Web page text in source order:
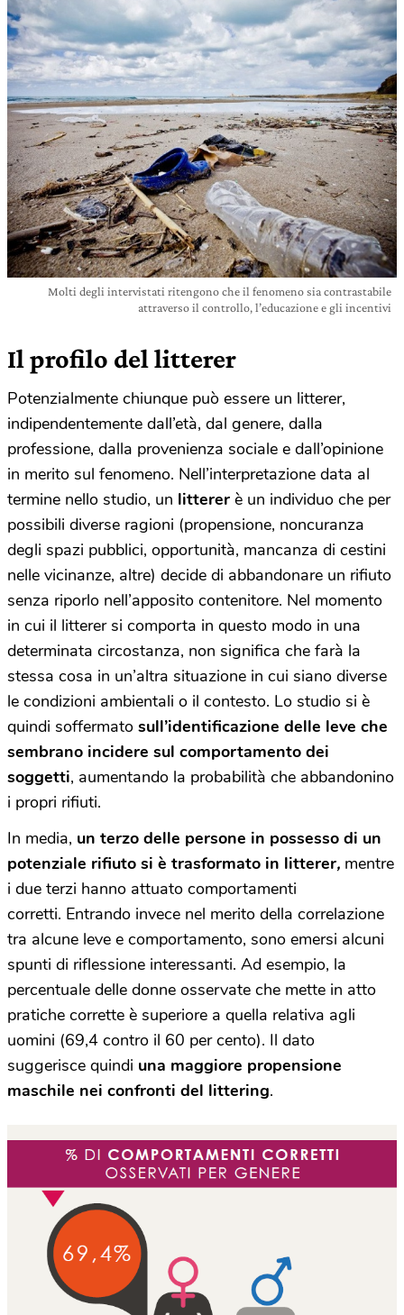
Molti degli intervistati ritengono che il fenomeno sia contrastabile
attraverso il controllo, l’educazione e gli incentivi
Il profilo del litterer
Potenzialmente chiunque può essere un litterer,
indipendentemente dall’età, dal genere, dalla
professione, dalla provenienza sociale e dall’opinione
in merito sul fenomeno. Nell’interpretazione data al
termine nello studio, un litterer è un individuo che per
possibili diverse ragioni (propensione, noncuranza
degli spazi pubblici, opportunità, mancanza di cestini
nelle vicinanze, altre) decide di abbandonare un rifiuto
senza riporlo nell’apposito contenitore. Nel momento
in cui il litterer si comporta in questo modo in una
determinata circostanza, non significa che farà la
stessa cosa in un’altra situazione in cui siano diverse
le condizioni ambientali o il contesto. Lo studio si è
quindi soffermato sull’identificazione delle leve che
sembrano incidere sul comportamento dei
soggetti, aumentando la probabilità che abbandonino
i propri rifiuti.
In media, un terzo delle persone in possesso di un
potenziale rifiuto si è trasformato in litterer, mentre
i due terzi hanno attuato comportamenti
corretti. Entrando invece nel merito della correlazione
tra alcune leve e comportamento, sono emersi alcuni
spunti di riflessione interessanti. Ad esempio, la
percentuale delle donne osservate che mette in atto
pratiche corrette è superiore a quella relativa agli
uomini (69,4 contro il 60 per cento). Il dato
suggerisce quindi una maggiore propensione
maschile nei confronti del littering.